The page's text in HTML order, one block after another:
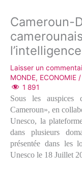
Cameroun-
Laisser un
MONDE, ECONOMIE
1 891
Sous les auspices
Cameroun», en
Unesco, la
dans plusieurs
présentée dans les
Unesco le 18 Juillet